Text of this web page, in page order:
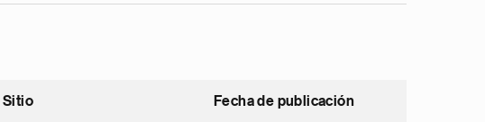
Sitio Fecha de publicación